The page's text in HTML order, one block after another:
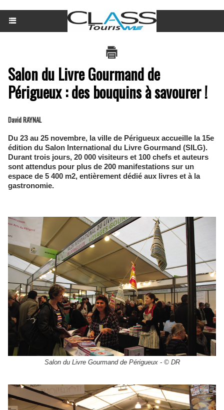
Salon du Livre Gourmand de
Périgueux : des bouquins à savourer !
David RAYNAL
Du 23 au 25 novembre, la ville de Périgueux accueille la 15e
édition du Salon International du Livre Gourmand (SILG).
Durant trois jours, 20 000 visiteurs et 100 chefs et auteurs
sont attendus pour plus de 200 manifestations sur un
espace de 5 400 m2, entièrement dédié aux livres et à la
gastronomie.
Salon du Livre Gourmand de Périgueux - © DR